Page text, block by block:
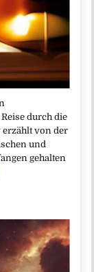
durch die
von der
und
gehalten